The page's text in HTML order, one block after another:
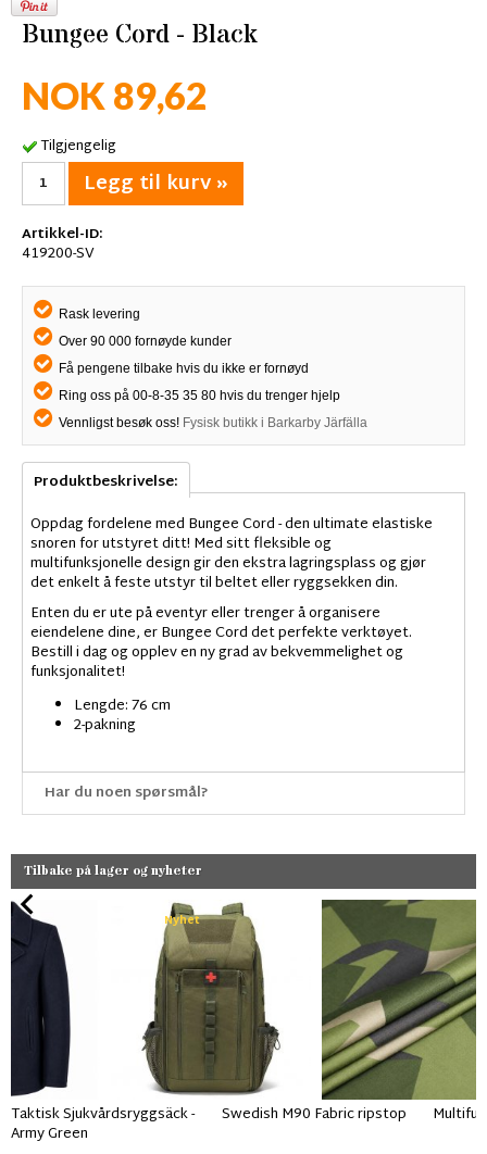
Bungee Cord - Black
NOK 89,62
Tilgjengelig
Legg til kurv »
Artikkel-ID:
419200-SV
Rask levering
Over 90 000 fornøyde kunder
Få pengene tilbake hvis du ikke er fornøyd
Ring oss på 00-8-35 35 80 hvis du trenger hjelp
Vennligst besøk oss! Fysisk butikk i Barkarby Järfälla
Produktbeskrivelse:
Oppdag fordelene med Bungee Cord - den ultimate elastiske
snoren for utstyret ditt! Med sitt fleksible og
multifunksjonelle design gir den ekstra lagringsplass og gjør
det enkelt å feste utstyr til beltet eller ryggsekken din.
Enten du er ute på eventyr eller trenger å organisere
eiendelene dine, er Bungee Cord det perfekte verktøyet.
Bestill i dag og opplev en ny grad av bekvemmelighet og
funksjonalitet!
Lengde: 76 cm
2-pakning
Har du noen spørsmål?
Tilbake på lager og nyheter
Nyhet
Taktisk Sjukvårdsryggsäck -
Army Green
Swedish M90 Fabric ripstop